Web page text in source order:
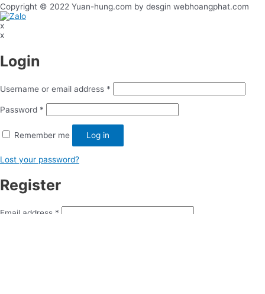
Copyright © 2022 Yuan-hung.com by desgin webhoangphat.com
x
x
Login
Username or email address *
Password *
Remember me Log in
Lost your password?
Register
Email address *